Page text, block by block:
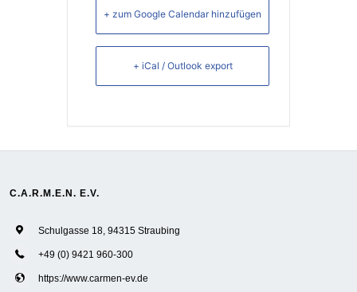
+ zum Google Calendar hinzufügen
+ iCal / Outlook export
C.A.R.M.E.N. E.V.
Schulgasse 18, 94315 Straubing
+49 (0) 9421 960-300
https://www.carmen-ev.de